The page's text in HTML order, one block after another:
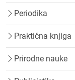
Periodika
Praktična knjiga
Prirodne nauke